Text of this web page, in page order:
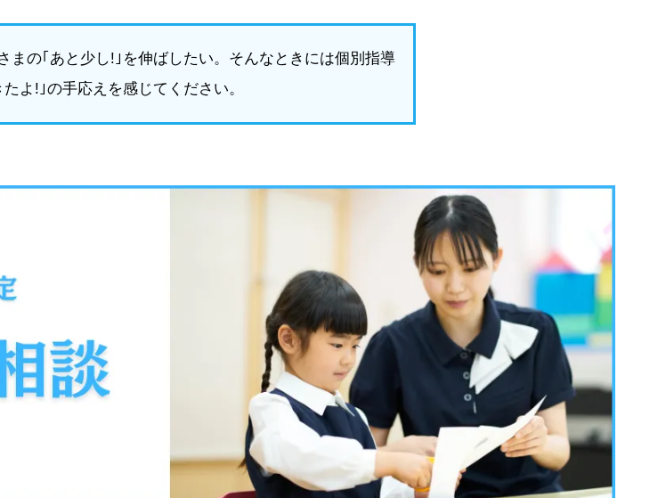
まの｢あと少し!｣を伸ばしたい。そんなときには個別指導
よ!｣の手応えを感じてください。